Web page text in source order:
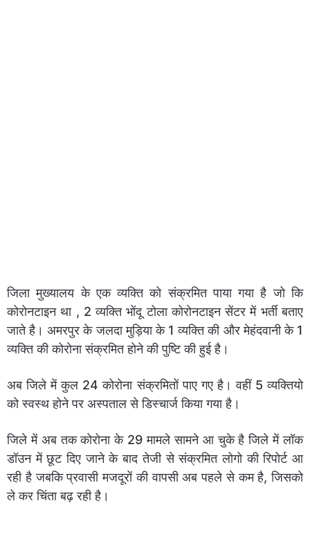
जिला मुख्यालय के एक व्यक्ति को संक्रमित पाया गया है जो कि
कोरोनटाइन था , 2 व्यक्ति भोंदू टोला कोरोनटाइन सेंटर में भर्ती बताए
जाते है। अमरपुर के जलदा मुड़िया के 1 व्यक्ति की और मेहंदवानी के 1
व्यक्ति की कोरोना संक्रमित होने की पुष्टि की हुई है।
अब जिले में कुल 24 कोरोना संक्रमितों पाए गए है। वहीं 5 व्यक्तियो
को स्वस्थ होने पर अस्पताल से डिस्चार्ज किया गया है।
जिले में अब तक कोरोना के 29 मामले सामने आ चुके है जिले में लॉक
डॉउन में छूट दिए जाने के बाद तेजी से संक्रमित लोगो की रिपोर्ट आ
रही है जबकि प्रवासी मजदूरों की वापसी अब पहले से कम है, जिसको
ले कर चिंता बढ़ रही है।